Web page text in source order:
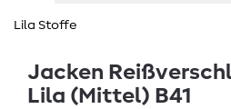
Lila Stoffe
Jacken
Lila (Mittel) B41